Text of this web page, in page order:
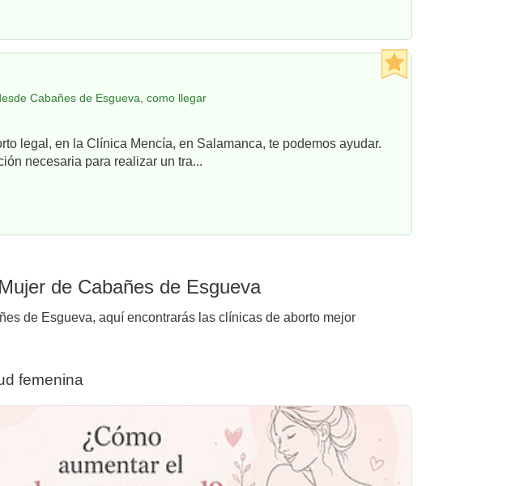
Cabañes de Esgueva, como llegar
legal, en la Clínica Mencía, en Salamanca, te podemos ayudar.
necesaria para realizar un tra...
de Cabañes de Esgueva
de Esgueva, aquí encontrarás las clínicas de aborto mejor
femenina